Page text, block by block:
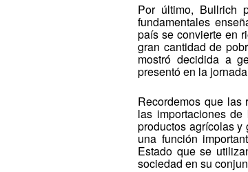
Por último, Bullrich
fundamentales
país se convierte en
gran cantidad de
mostró decidida a
presentó en la
Recordemos que las
las importaciones
productos agrícolas y
una función
Estado que se
sociedad en su